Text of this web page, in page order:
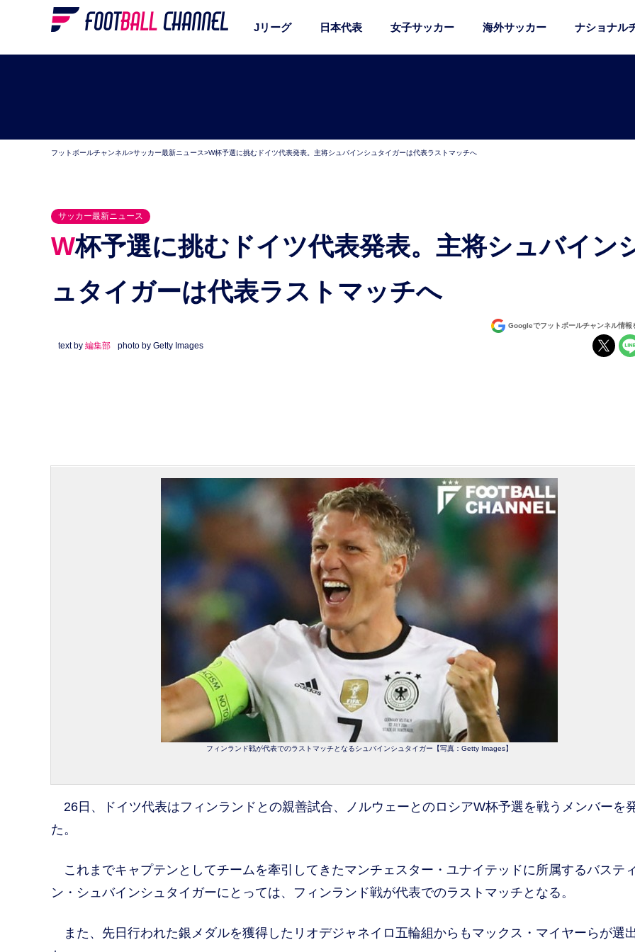
Jリーグ 日本代表 女子サッカー 海外サッカー ナショナル
フットボールチャンネル>サッカー最新ニュース>W杯予選に挑むドイツ代表発表。主将シュバインシュタイガーは代表ラストマッチへ
サッカー最新ニュース
W杯予選に挑むドイツ代表発表。主将シュバインシ
ュタイガーは代表ラストマッチへ
Googleでフットボールチャンネル情報
text by 編集部 photo by Getty Images
フィンランド戦が代表でのラストマッチとなるシュバインシュタイガー【写真：Getty Images】
26日、ドイツ代表はフィンランドとの親善試合、ノルウェーとのロシアW杯予選を戦うメンバーを
た。
これまでキャプテンとしてチームを牽引してきたマンチェスター・ユナイテッドに所属するバステ
ン・シュバインシュタイガーにとっては、フィンランド戦が代表でのラストマッチとなる。
また、先日行われた銀メダルを獲得したリオデジャネイロ五輪組からもマックス・マイヤーらが選